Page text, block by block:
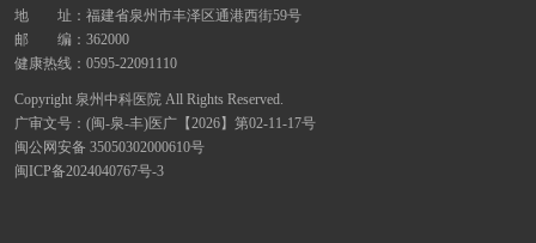
地 址： 福建省泉州市丰泽区通港西街59号
邮 编：362000
健康热线： 0595-22091110
Copyright 泉州中科医院 All Rights Reserved.
广审文号：(闽-泉-丰)医广【2026】第02-11-17号
闽公网安备 35050302000610号
闽ICP备2024040767号-3